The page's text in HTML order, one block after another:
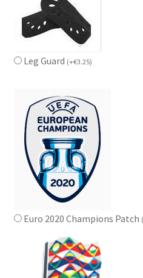
Leg Guard (+€3.25)
Euro 2020 Champions Patch (